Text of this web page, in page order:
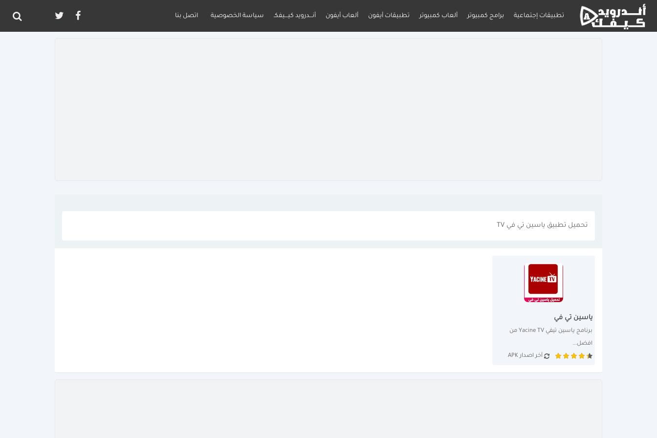
تطبيقات إجتماعية برامج كمبيوتر ألعاب كمبيوتر تطبيقات أيفون ألعاب أيفون أنـــدرويد كيـــيفكـ سياسة الخصوصية اتصل بنا
تحميل تطبيق ياسين تي في TV
ياسين تي في
افضل...
آخر اصدار APK